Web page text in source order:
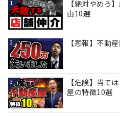
1
【絶対やめろ
由10選
2 【悲報】不動
3
【危険】当て
屋の特徴10選